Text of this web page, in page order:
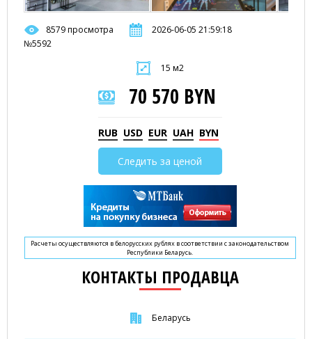
8579 просмотра
2026-06-05 21:59:18
№5592
15 м2
70 570 BYN
RUB USD EUR UAH BYN
Следить за ценой
Расчеты осуществляются в белорусских рублях в соответствии с законодательством
Республики Беларусь.
КОНТАКТЫ ПРОДАВЦА
Беларусь